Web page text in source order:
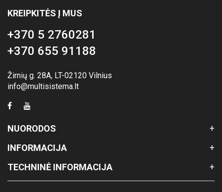
KREIPKITĖS Į MUS
+370 5 2760281
+370 655 91188
Žirnių g. 28A, LT-02120 Vilnius
info@multisistema.lt
NUORODOS
INFORMACIJA
TECHNINĖ INFORMACIJA